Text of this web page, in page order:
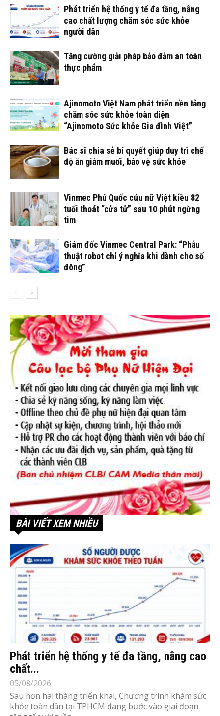
Phát triển hệ thống y tế đa tầng, nâng
cao chất lượng chăm sóc sức khỏe
người dân
Tăng cường giải pháp bảo đảm an toàn
thực phẩm
Ajinomoto Việt Nam phát triển nền tảng
chăm sóc sức khỏe toàn diện
“Ajinomoto Sức khỏe Gia đình Việt”
Bác sĩ chia sẻ bí quyết giúp duy trì chế
độ ăn giảm muối, bảo vệ sức khỏe
Vinmec Phú Quốc cứu nữ Việt kiều 82
tuổi thoát “cửa tử” sau 10 phút ngừng
tim
Giám đốc Vinmec Central Park: “Phẫu
thuật robot chỉ ý nghĩa khi dành cho số
đông”
BÀI VIẾT XEM NHIỀU
Phát triển hệ thống y tế đa tầng, nâng cao
chất...
05/08/2026
Sau hơn hai tháng triển khai, Chương trình khám sức
khỏe toàn dân tại TPHCM đang bước vào giai đoạn